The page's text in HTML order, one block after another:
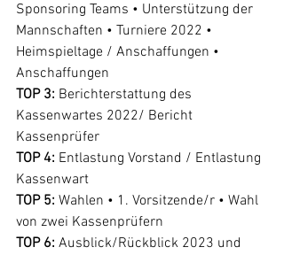
Sponsoring Teams • Unterstützung der
Mannschaften • Turniere 2022 •
Heimspieltage / Anschaffungen •
Anschaffungen
TOP 3: Berichterstattung des
Kassenwartes 2022/ Bericht
Kassenprüfer
TOP 4: Entlastung Vorstand / Entlastung
Kassenwart
TOP 5: Wahlen • 1. Vorsitzende/r • Wahl
von zwei Kassenprüfern
TOP 6: Ausblick/Rückblick 2023 und